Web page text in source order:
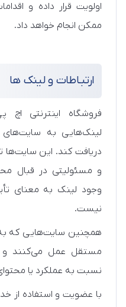
اولویت قرار داده و
ممکن انجام خواهد داد.
ارتبـاطات و لینک ها
فروشگاه اینترنتی
لینک‌هایی به سایت‌های
دریافت کند. این سایت‌ها
و مسئولیتی در قبال
وجود لینک به معنای
نیست.
همچنین سایت‌هایی که به
مستقل عمل می‌کنند و
نسبت به عملکرد یا
با عضویت و استفاده از